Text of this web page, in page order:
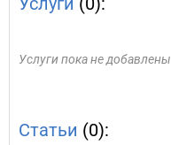
Услуги пока не добавлены
Статьи (0):